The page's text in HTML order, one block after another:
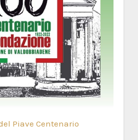
Piave Centenario